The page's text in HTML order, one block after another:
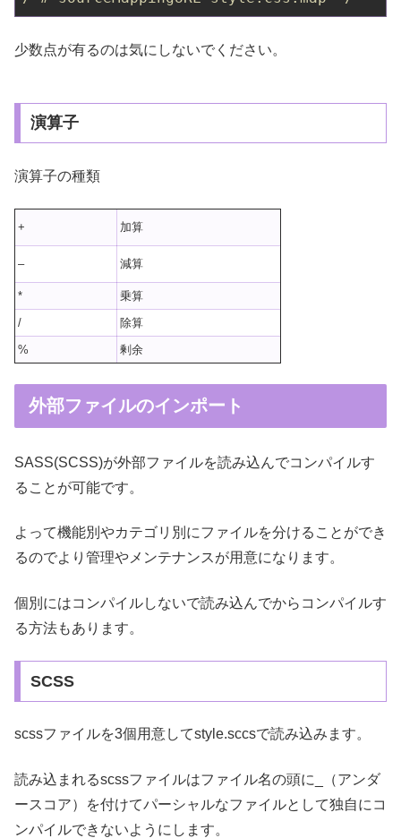
少数点が有るのは気にしないでください。
演算子
演算子の種類
+ 加算
– 減算
*
乗算
/
除算
%
剰余
外部ファイルのインポート
SASS(SCSS)が外部ファイルを読み込んでコンパイルす
ることが可能です。
よって機能別やカテゴリ別にファイルを分けることができ
るのでより管理やメンテナンスが用意になります。
個別にはコンパイルしないで読み込んでからコンパイルす
る方法もあります。
SCSS
scssファイルを3個用意してstyle.sccsで読み込みます。
読み込まれるscssファイルはファイル名の頭に_（アンダ
ースコア）を付けてパーシャルなファイルとして独自にコ
ンパイルできないようにします。